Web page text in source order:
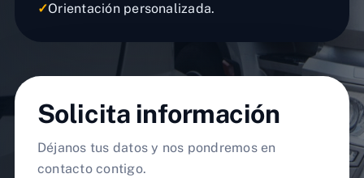
✓Orientación personalizada.
Solicita información
Déjanos tus datos y nos pondremos en
contacto contigo.